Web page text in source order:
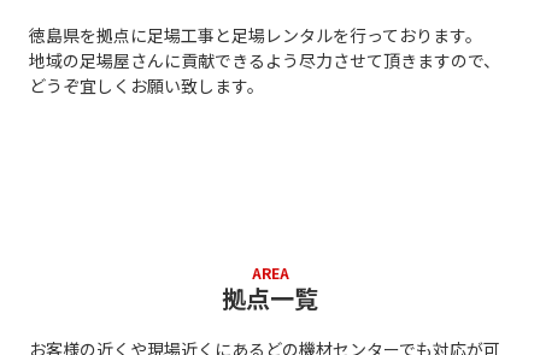
徳島県を拠点に足場工事と足場レンタルを行っております。
地域の足場屋さんに貢献できるよう尽力させて頂きますので、
どうぞ宜しくお願い致します。
AREA
拠点一覧
お客様の近くや現場近くにあるどの機材センターでも対応が可